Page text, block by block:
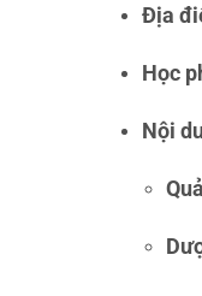
Địa
Học
Nội